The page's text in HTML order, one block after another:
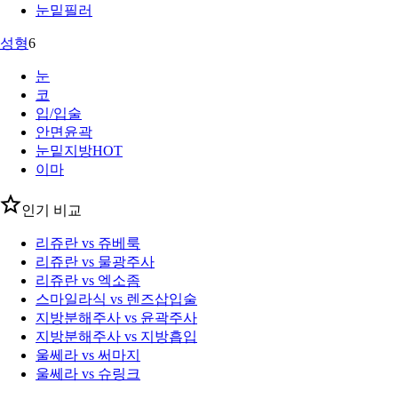
눈밑필러
성형6
눈
코
입/입술
안면윤곽
눈밑지방HOT
이마
인기 비교
리쥬란 vs 쥬베룩
리쥬란 vs 물광주사
리쥬란 vs 엑소좀
스마일라식 vs 렌즈삽입술
지방분해주사 vs 윤곽주사
지방분해주사 vs 지방흡입
울쎄라 vs 써마지
울쎄라 vs 슈링크